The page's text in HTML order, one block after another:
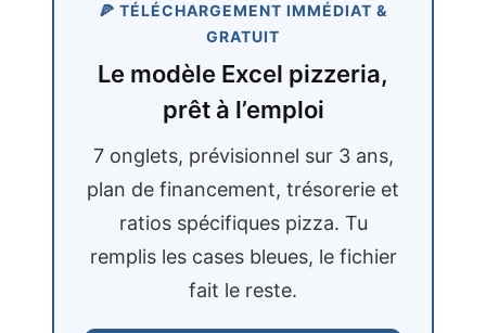
🍕 TÉLÉCHARGEMENT IMMÉDIAT &
GRATUIT
Le modèle Excel pizzeria,
prêt à l’emploi
7 onglets, prévisionnel sur 3 ans,
plan de financement, trésorerie et
ratios spécifiques pizza. Tu
remplis les cases bleues, le fichier
fait le reste.